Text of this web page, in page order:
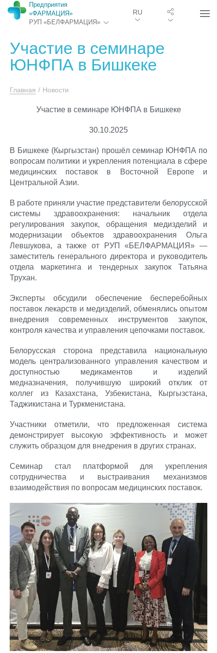
Предприятия
«ФАРМАЦИЯ»
РУП «БЕЛФАРМАЦИЯ»
RU
Участие в семинаре
ЮНФПА в Бишкеке
Главная / Новости
Участие в семинаре ЮНФПА в Бишкеке
30.10.2025
В Бишкеке (Кыргызстан) прошёл семинар ЮНФПА по
вопросам политики и укрепления потенциала в сфере
медицинских поставок в Восточной Европе и
Центральной Азии.
В работе приняли участие представители белорусской
системы здравоохранения: начальник отдела
регулирования закупок, обращения медизделий и
модернизации объектов здравоохранения Ольга
Левшукова, а также от РУП «БЕЛФАРМАЦИЯ» —
заместитель генерального директора и руководитель
отдела маркетинга и тендерных закупок Татьяна
Трухан.
Эксперты обсудили обеспечение бесперебойных
поставок лекарств и медизделий, обменялись опытом
внедрения современных инструментов закупок,
контроля качества и управления цепочками поставок.
Белорусская сторона представила национальную
модель централизованного управления качеством и
доступностью медикаментов и изделий
медназначения, получившую широкий отклик от
коллег из Казахстана, Узбекистана, Кыргызстана,
Таджикистана и Туркменистана.
Участники отметили, что предложенная система
демонстрирует высокую эффективность и может
служить образцом для внедрения в других странах.
Семинар стал платформой для укрепления
сотрудничества и выстраивания механизмов
взаимодействия по вопросам медицинских поставок.